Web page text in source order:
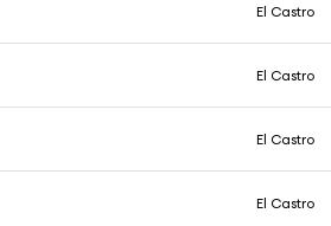
El Castro
El Castro
El Castro
El Castro